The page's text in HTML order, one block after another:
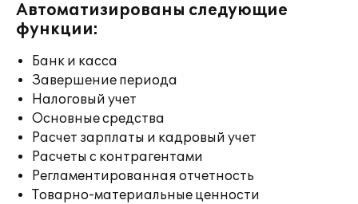
Автоматизированы следующие
функции:
Банк и касса
Завершение периода
Налоговый учет
Основные средства
Расчет зарплаты и кадровый учет
Расчеты с контрагентами
Регламентированная отчетность
Товарно-материальные ценности